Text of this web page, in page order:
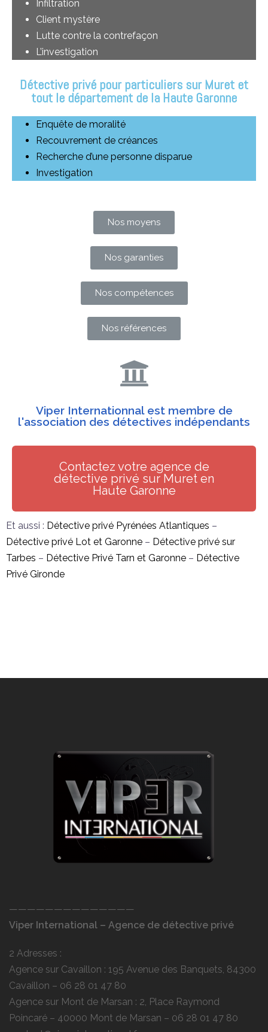
Infiltration
Client mystère
Lutte contre la contrefaçon
L’investigation
Détective privé pour particuliers sur Muret et
tout le département de la Haute Garonne
Enquête de moralité
Recouvrement de créances
Recherche d’une personne disparue
Investigation
Nos moyens
Nos garanties
Nos compétences
Nos références
Viper Internationnal est membre de
l'association des détectives indépendants
Contactez votre agence de
détective privé sur Muret en
Haute Garonne
Et aussi : Détective privé Pyrénées Atlantiques –
Détective privé Lot et Garonne – Détective privé sur
Tarbes – Détective Privé Tarn et Garonne – Détective
Privé Gironde
——————————————
Viper International – Agence de détective privé
2 Adresses :
Agence sur Cavaillon : 195 Avenue des Banquets, 84300
Cavaillon – 06 28 01 47 80
Agence sur Mont de Marsan : 2, Place Raymond
Poincaré – 40000 Mont de Marsan – 06 28 01 47 80